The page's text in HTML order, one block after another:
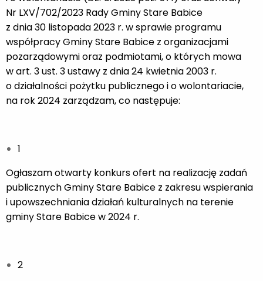
Nr LXV/702/2023 Rady Gminy Stare Babice
z dnia 30 listopada 2023 r. w sprawie programu
współpracy Gminy Stare Babice z organizacjami
pozarządowymi oraz podmiotami, o których mowa
w art. 3 ust. 3 ustawy z dnia 24 kwietnia 2003 r.
o działalności pożytku publicznego i o wolontariacie,
na rok 2024 zarządzam, co następuje:
1
Ogłaszam otwarty konkurs ofert na realizację zadań
publicznych Gminy Stare Babice z zakresu wspierania
i upowszechniania działań kulturalnych na terenie
gminy Stare Babice w 2024 r.
2